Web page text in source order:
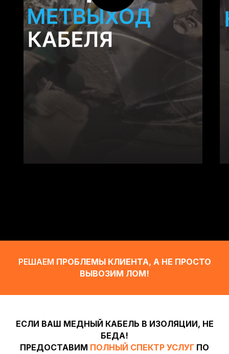
РЕШАЕМ ПРОБЛЕМЫ КЛИЕНТА, А НЕ ПРОСТО
ВЫВОЗИМ ЛОМ!
ЕСЛИ ВАШ МЕДНЫЙ КАБЕЛЬ В ИЗОЛЯЦИИ, НЕ
БЕДА!
ПРЕДОСТАВИМ ПОЛНЫЙ СПЕКТР УСЛУГ ПО